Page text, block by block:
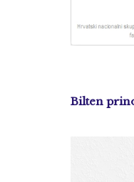
Bilten